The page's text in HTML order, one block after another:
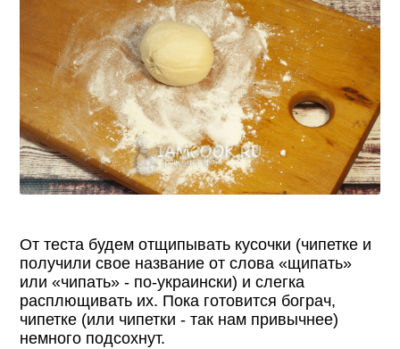
От теста будем отщипывать кусочки (чипетке и
получили свое название от слова «щипать»
или «чипать» - по-украински) и слегка
расплющивать их. Пока готовится бограч,
чипетке (или чипетки - так нам привычнее)
немного подсохнут.